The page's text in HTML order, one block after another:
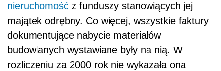
nieruchomość z funduszy stanowiących jej
majątek odrębny. Co więcej, wszystkie faktury
dokumentujące nabycie materiałów
budowlanych wystawiane były na nią. W
rozliczeniu za 2000 rok nie wykazała ona